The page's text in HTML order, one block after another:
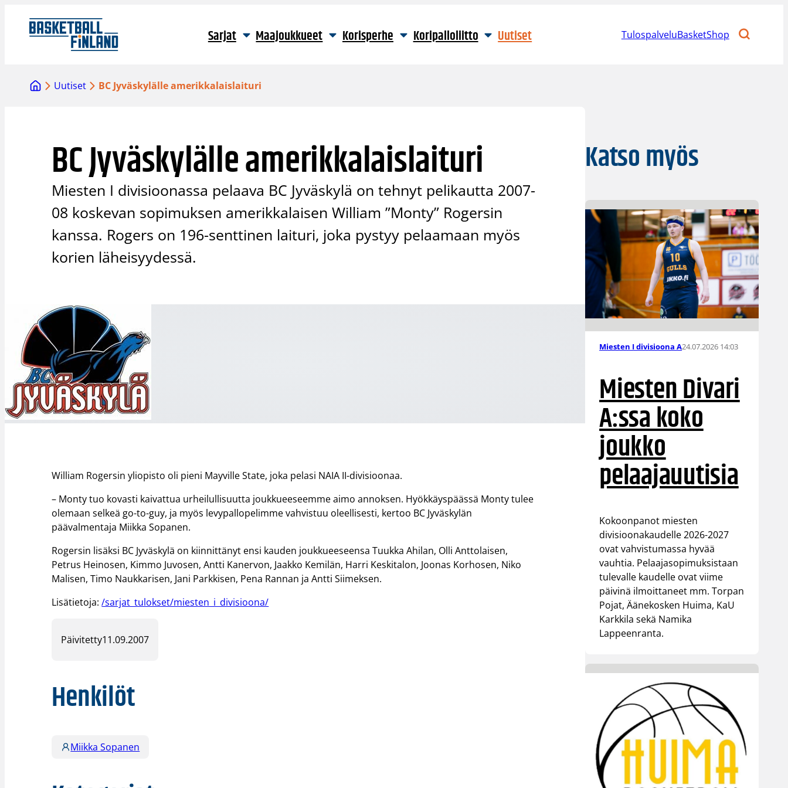
sisältöön
Sarjat Maajoukkueet Korisperhe Koripalloliitto Uutiset TulospalveluBasketShop
Uutiset BC Jyväskylälle amerikkalaislaituri
BC Jyväskylälle amerikkalaislaituri
Miesten I divisioonassa pelaava BC Jyväskylä on tehnyt pelikautta 2007-
08 koskevan sopimuksen amerikkalaisen William ”Monty” Rogersin
kanssa. Rogers on 196-senttinen laituri, joka pystyy pelaamaan myös
korien läheisyydessä.
William Rogersin yliopisto oli pieni Mayville State, joka pelasi NAIA II-divisioonaa.
– Monty tuo kovasti kaivattua urheilullisuutta joukkueeseemme aimo annoksen. Hyökkäyspäässä Monty tulee
olemaan selkeä go-to-guy, ja myös levypallopelimme vahvistuu oleellisesti, kertoo BC Jyväskylän
päävalmentaja Miikka Sopanen.
Rogersin lisäksi BC Jyväskylä on kiinnittänyt ensi kauden joukkueeseensa Tuukka Ahilan, Olli Anttolaisen,
Petrus Heinosen, Kimmo Juvosen, Antti Kanervon, Jaakko Kemilän, Harri Keskitalon, Joonas Korhosen, Niko
Malisen, Timo Naukkarisen, Jani Parkkisen, Pena Rannan ja Antti Siimeksen.
Lisätietoja:/sarjat_tulokset/miesten_i_divisioona/
Päivitetty11.09.2007
Henkilöt
Miikka Sopanen
Katso myös
Miesten I divisioona A24.07.2026 14:03
Miesten Divari
A:ssa koko
joukko
pelaajauutisia
Kokoonpanot miesten
divisioonakaudelle 2026-2027
ovat vahvistumassa hyvää
vauhtia. Pelaajasopimuksistaan
tulevalle kaudelle ovat viime
päivinä ilmoittaneet mm. Torpan
Pojat, Äänekosken Huima, KaU
Karkkila sekä Namika
Lappeenranta.